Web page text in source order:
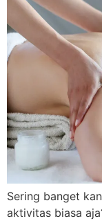
Sering banget
aktivitas biasa